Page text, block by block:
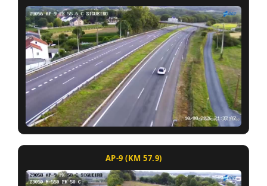
AP-9 (KM 57.9)